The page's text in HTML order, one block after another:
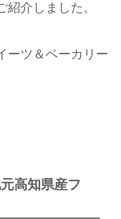
介しました。
ーツ＆ベーカリー
高知県産フ